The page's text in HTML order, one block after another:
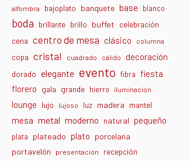
alfombra bajoplato banquete base blanco
boda brillante brillo buffet celebración
cena centro de mesa clásico columna
copa cristal cuadrado cálido decoración
dorado elegante evento fibra fiesta
florero gala grande hierro iluminación
lounge lujo lujoso luz madera mantel
mesa metal moderno natural pequeño
plata plateado plato porcelana
portavelón
presentación recepción